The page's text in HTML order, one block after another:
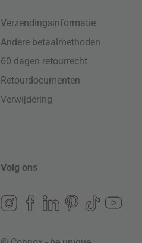
Verzendingsinformatie
Andere betaalmethoden
60 dagen retourrecht
Retourdocumenten
Verwijdering
Volg ons